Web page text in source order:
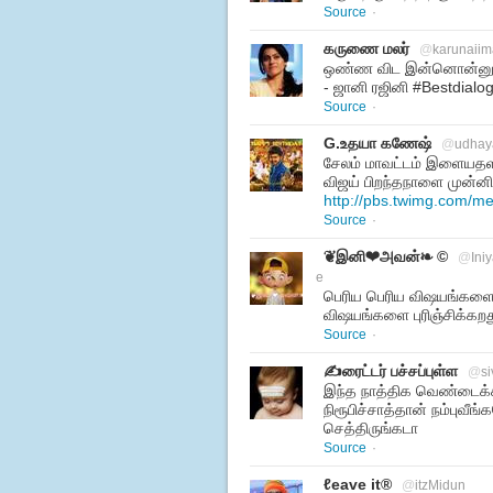
Source ·
கருணை மலர் @
ஒண்ண விட இன்னொன்னு
- ஜானி ரஜினி
Source ·
G.உதயா கணேஷ் @
சேலம் மாவட்டம்
விஜய் பிறந்தநாளை
http://pbs.twimg.com/
Source ·
❦இனி❤அவன்❧ © @
e
பெரிய பெரிய
விஷயங்களை
Source ·
✍ரைட்டர் பச்சப்புள்ள @
இந்த நாத்திக
நிரூபிச்சாத்தான்
செத்திருங்கடா
Source ·
ℓeave it® @itzMidun